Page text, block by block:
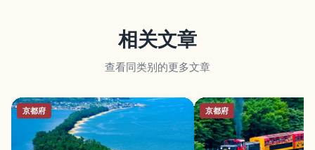
相关文章
查看同类别的更多文章
京都府 京都府